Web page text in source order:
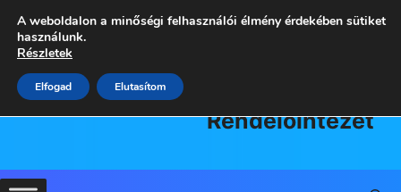
tartalomba
Rendelőintézet
A weboldalon a minőségi felhasználói élmény érdekében sütiket
használunk.
Részletek
Elfogad Elutasítom